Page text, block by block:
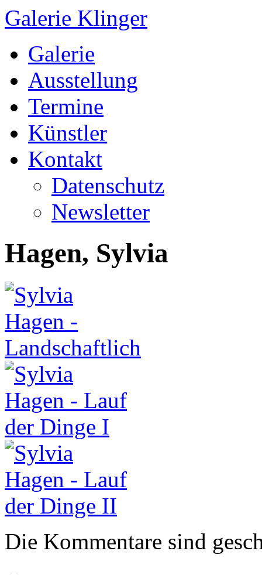
Galerie Klinger
Springe
zum
Galerie
Ausstellung
Termine
Künstler
Kontakt
Datenschutz
Newsletter
Hagen, Sylvia
Die Kommentare sind